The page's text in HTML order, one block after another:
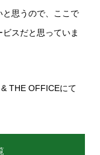
思うので、ここで
スだと思っていま
THE OFFICEにて